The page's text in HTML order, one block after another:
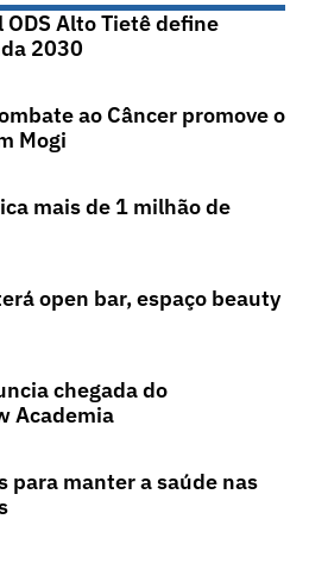
Alto Tietê define
2030
ao Câncer promove o
Mogi
mais de 1 milhão de
open bar, espaço beauty
chegada do
Academia
para manter a saúde nas